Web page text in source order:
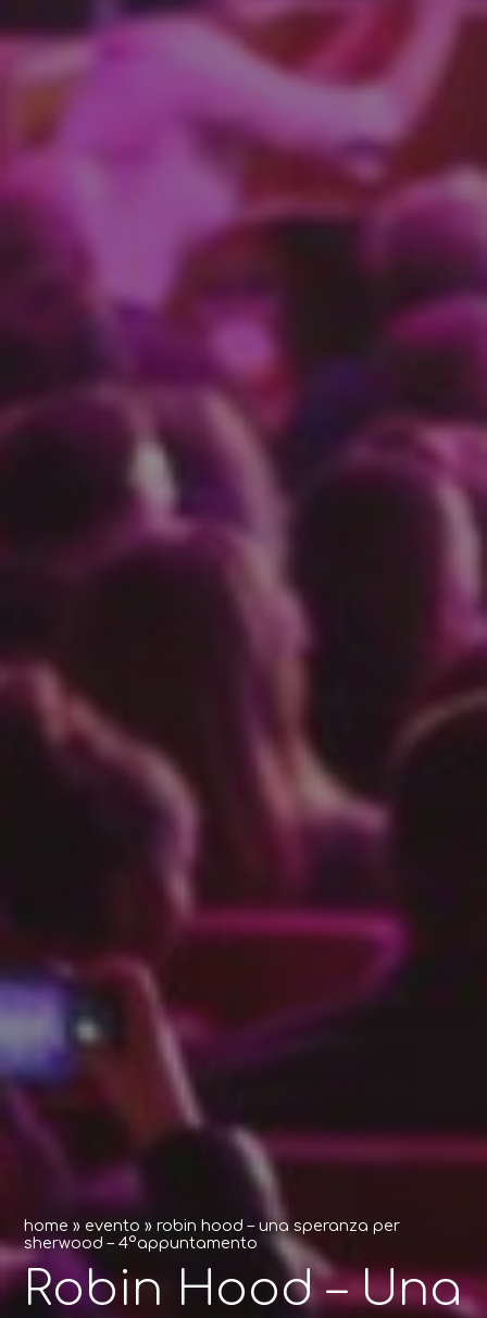
home » evento »robin hood – una speranza per
sherwood – 4°appuntamento
Robin Hood – Una